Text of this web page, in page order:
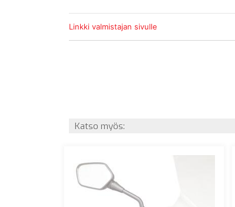
Linkki valmistajan sivulle
Katso myös: